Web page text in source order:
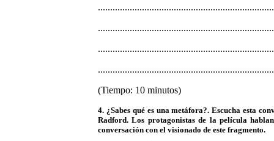
(Tiempo: 10 minutos)
4. ¿Sabes qué es una metáfora?. Escucha esta
Radford. Los protagonistas de la película
conversación con el visionado de este fragmento.